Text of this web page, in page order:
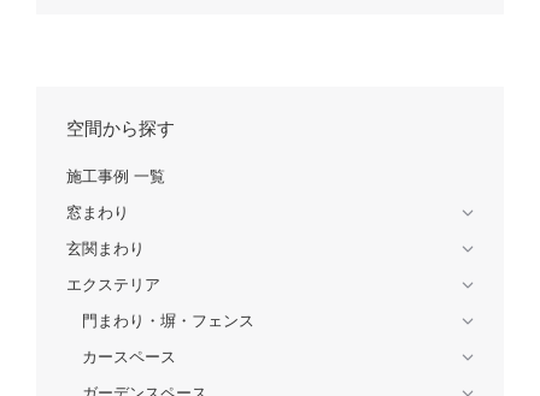
空間から探す
施工事例 一覧
窓まわり
玄関まわり
エクステリア
門まわり・塀・フェンス
カースペース